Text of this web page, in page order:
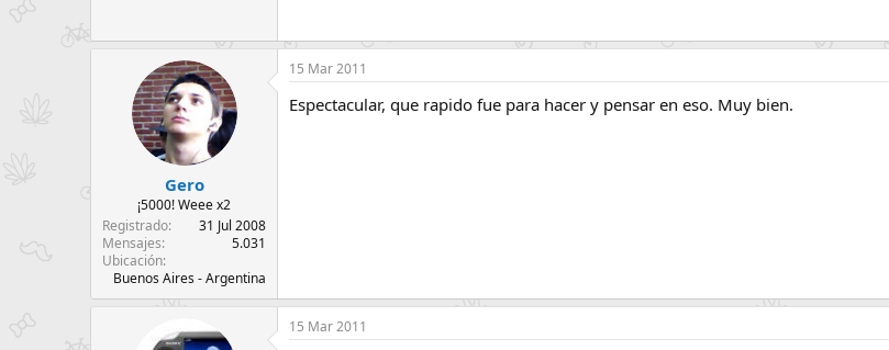
Gero
¡5000! Weee x2
Registrado
31 Jul 2008
Mensajes
5.031
Ubicación
Buenos Aires - Argentina
15 Mar 2011
Espectacular, que rapido fue para hacer y pensar en eso. Muy bien.
15 Mar 2011